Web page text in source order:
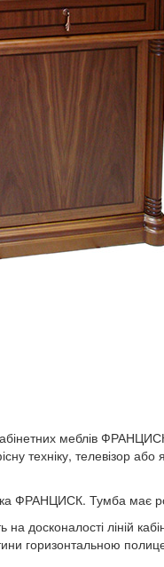
меблів
техніку, телевізор
ФРАНЦИСК. Тумба має
на досконалості ліній
горизонтальною